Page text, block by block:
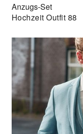
Anzugs-Set
Hochzeit Outfit 88